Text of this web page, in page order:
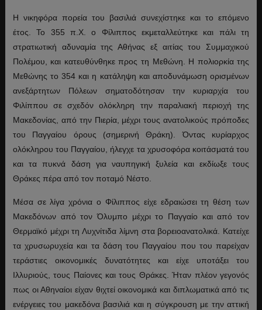
Η νικηφόρα πορεία του βασιλιά συνεχίστηκε και το επόμενο
έτος. Το 355 π.Χ. ο Φίλιππος εκμεταλλεύτηκε και πάλι τη
στρατιωτική αδυναμία της Αθήνας εξ αιτίας του Συμμαχικού
Πολέμου, και κατευθύνθηκε προς τη Μεθώνη. Η πολιορκία της
Μεθώνης το 354 και η κατάληψη και αποδυνάμωση ορισμένων
ανεξάρτητων Πόλεων σηματοδότησαν την κυριαρχία του
Φιλίππου σε σχεδόν ολόκληρη την παραλιακή περιοχή της
Μακεδονίας, από την Πιερία, μέχρι τους ανατολικούς πρόποδες
του Παγγαίου όρους (σημερινή Θράκη). Όντας κυρίαρχος
ολόκληρου του Παγγαίου, ήλεγχε τα χρυσοφόρα κοιτάσματά του
και τα πυκνά δάση για ναυπηγική ξυλεία και εκδίωξε τους
Θράκες πέρα από τον ποταμό Νέστο.
Μέσα σε λίγα χρόνια ο Φίλιππος είχε εδραιώσει τη θέση των
Μακεδόνων από τον Όλυμπο μέχρι το Παγγαίο και από τον
Θερμαϊκό μέχρι τη Λυχνίτιδα λίμνη στα βορειοανατολικά. Κατείχε
τα χρυσωρυχεία και τα δάση του Παγγαίου που του παρείχαν
τεράστιες οικονομικές δυνατότητες και είχε υποτάξει του
Ιλλυριούς, τους Παίονες και τους Θράκες. Ήταν πλέον γεγονός
πως οι Αθηναίοι είχαν θιχτεί οικονομικά και διπλωματικά από τις
ενέργειες του μακεδόνα βασιλιά και η σύγκρουση με την αττική